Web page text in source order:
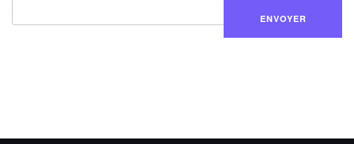
ENVOYER